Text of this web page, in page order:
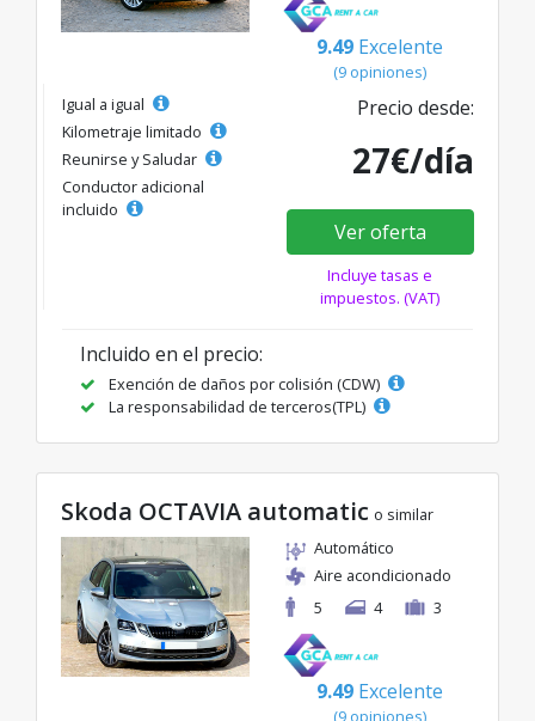
9.49 Excelente
(9 opiniones)
Igual a igual
Kilometraje limitado
Reunirse y Saludar
Conductor adicional
incluido
Precio desde:
27€/día
Ver oferta
Incluye tasas e
impuestos. (VAT)
Incluido en el precio:
Exención de daños por colisión (CDW)
La responsabilidad de terceros(TPL)
Skoda OCTAVIA automatic o similar
Automático
Aire acondicionado
5
4 3
9.49 Excelente
(9 opiniones)